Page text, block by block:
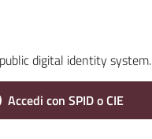
digital identity system.
Accedi con SPID o CIE